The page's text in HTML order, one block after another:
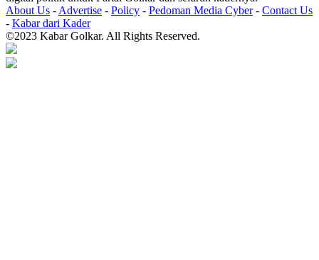
About Us - Advertise - Policy - Pedoman Media Cyber- Contact Us
- Kabar dari Kader
©2023 Kabar Golkar. All Rights Reserved.